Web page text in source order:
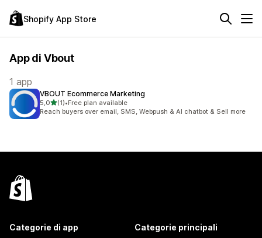
Shopify App Store
App di Vbout
1 app
VBOUT Ecommerce Marketing
5,0stelle su 5
(1)
1 recensioni totali
•Free plan available
Reach buyers over email, SMS, Webpush & AI chatbot & Sell more
Categorie di app Categorie principali